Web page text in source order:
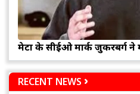
मेटा के सीईओ मार्क जुकरबर्ग ने
RECENT NEWS